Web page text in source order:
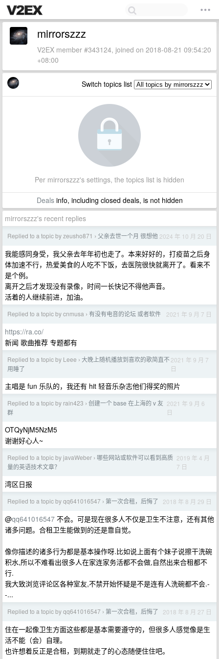
mirrorszzz
V2EX member #343124, joined on 2018-08-21 09:54:20
+08:00
Switch topics list
Per mirrorszzz's settings, the topics list is hidden
Dealsinfo, including closed deals, is not hidden
mirrorszzz's recent replies
Replied to a topic by zeusho871 › 父亲去世一个月 很想他 2024 年 10 月 20 日
我能感同身受，我父亲去年年初也走了。本来好好的，打疫苗之后身
体加速不行，热爱美食的人吃不下饭，去医院很快就离开了。看来不
是个例。
离开之后才发现没有录像，时间一长快记不得他声音。
活着的人继续前进，加油。
Replied to a topic by cnmusa › 有没有电音的论坛 或者软件 2021 年 9 月 7 日
https://ra.co/
新闻 歌曲推荐 专题都有
Replied to a topic by Leee › 大晚上随机播放到喜欢的歌简直不
用睡了
2021 年 9 月 7
日
主唱是 fun 乐队的，我还有 hit 轻音乐杂志他们得奖的照片
Replied to a topic by rain423 › 创建一个 base 在上海的 v 友
群
2021 年 9 月 6
日
OTQyNjM5NzM5
谢谢好心人~
Replied to a topic by javaWeber › 哪些网站或软件可以看到高质
量的英语技术文章？
2019 年 4 月
7 日
湾区日报
Replied to a topic by qq641016547 › 第一次合租，后悔了 2018 年 8 月 29 日
@qq641016547 不会。可是现在很多人不仅是卫生不注意，还有其他
诸多问题。合租卫生能做到的还是靠自觉。
像你描述的诸多行为都是基本操作呀.比如说上面有个妹子说擦干洗碗
积水,所以不难看出很多人在家连家务活都不会做,自然出来合租都不
行.
我大致浏览评论区各种室友,不禁开始怀疑是不是连有人洗碗都不会.-
-...
Replied to a topic by qq641016547 › 第一次合租，后悔了 2018 年 8 月 27 日
住在一起像卫生方面这些都是基本需要遵守的，但很多人感觉像是生
活不能（会）自理。
也许想着反正是合租，到期就走了的心态随便住住吧。